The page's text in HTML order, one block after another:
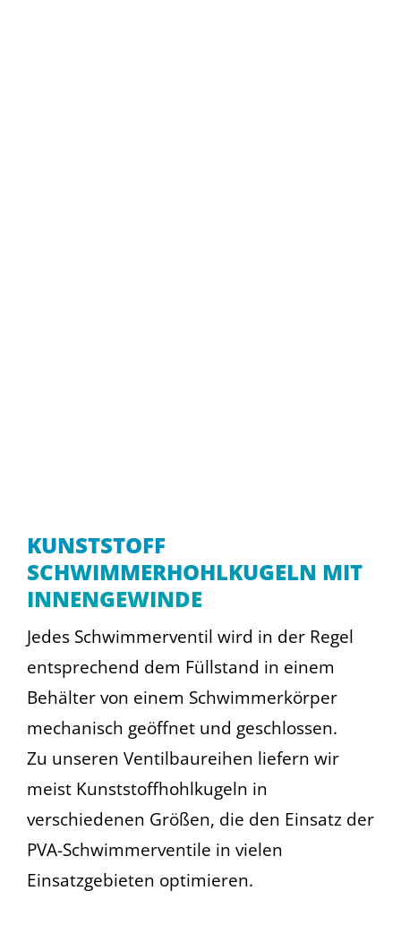
KUNSTSTOFF
SCHWIMMERHOHLKUGELN MIT
INNENGEWINDE
Jedes Schwimmerventil wird in der Regel
entsprechend dem Füllstand in einem
Behälter von einem Schwimmerkörper
mechanisch geöffnet und geschlossen.
Zu unseren Ventilbaureihen liefern wir
meist Kunststoffhohlkugeln in
verschiedenen Größen, die den Einsatz der
PVA-Schwimmerventile in vielen
Einsatzgebieten optimieren.